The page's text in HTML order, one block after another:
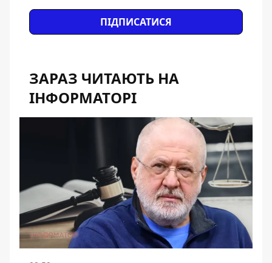
ПІДПИСАТИСЯ
ЗАРАЗ ЧИТАЮТЬ НА
ІНФОРМАТОРІ